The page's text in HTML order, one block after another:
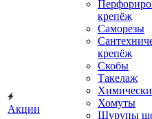
Акции
крепёж
Саморезы
крепёж
Скобы
Такелаж
Хомуты
Шурупы